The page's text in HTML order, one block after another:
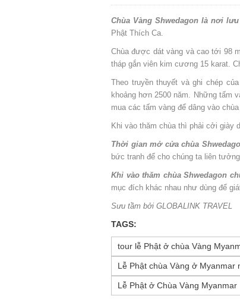
Chùa Vàng Shwedagon là nơi
Phật Thích Ca.
Chùa được dát vàng và cao tới 98
tháp gắn viên kim cương 15 karat.
Theo truyền thuyết và ghi chép
khoảng hơn 2500 năm. Những tấm
mua các tấm vàng để dâng vào
Khi vào thăm chùa thì phải cởi giày
Thời gian mở cửa chùa
bức tranh để cho chúng ta liên
Khi vào thăm chùa Shwedagon
mục đích khác nhau như dùng để
Sưu tầm bởi GLOBALINK TRAVEL
TAGS:
tour lễ Phật ở chùa Vàng
Lễ Phật chùa Vàng ở Myanmar
Lễ Phật ở Chùa Vàng Myanmar